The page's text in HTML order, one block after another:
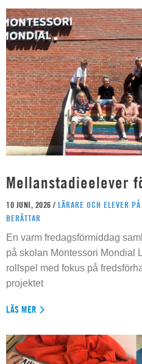
Mellanstadieelever
10 JUNI, 2026 / LÄRARE OCH ELEVER
BERÄTTAR
En varm fredagsförmiddag
på skolan Montessori Mondial
rollspel med fokus på
projektet
LÄS MER